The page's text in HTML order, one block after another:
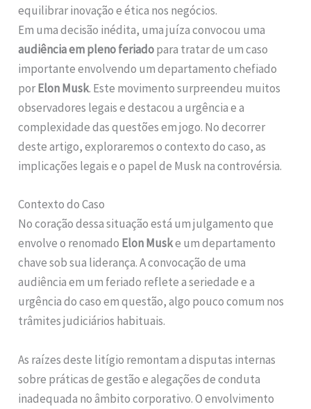
equilibrar inovação e ética nos negócios.
Em uma decisão inédita, uma juíza convocou uma
audiência em pleno feriadopara tratar de um caso
importante envolvendo um departamento chefiado
porElon Musk. Este movimento surpreendeu muitos
observadores legais e destacou a urgência e a
complexidade das questões em jogo. No decorrer
deste artigo, exploraremos o contexto do caso, as
implicações legais e o papel de Musk na controvérsia.
Contexto do Caso
No coração dessa situação está um julgamento que
envolve o renomado Elon Muske um departamento
chave sob sua liderança. A convocação de uma
audiência em um feriado reflete a seriedade e a
urgência do caso em questão, algo pouco comum nos
trâmites judiciários habituais.
As raízes deste litígio remontam a disputas internas
sobre práticas de gestão e alegações de conduta
inadequada no âmbito corporativo. O envolvimento